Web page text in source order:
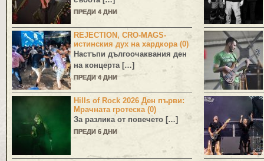
ПРЕДИ 4 ДНИ
REJECTION, CRO-MAGS-
истинския дух на хардкора (0)
Настъпи дългоочаквания ден
на концерта […]
ПРЕДИ 4 ДНИ
Hills of Rock 2026 Ден първи:
Мрачната гротеска (0)
За разлика от повечето […]
ПРЕДИ 6 ДНИ